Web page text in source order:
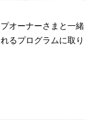
オーナーさまと一緒
るプログラムに取り